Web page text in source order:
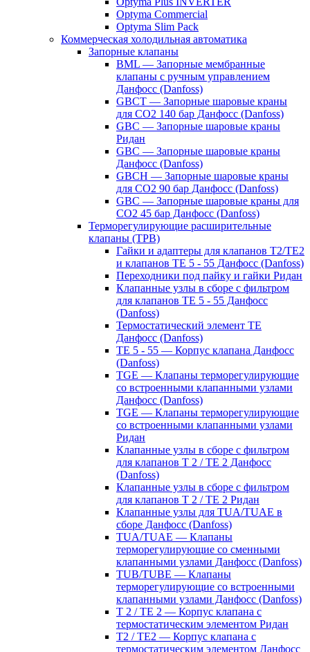
Optyma Commercial
Optyma Slim Pack
Коммерческая холодильная автоматика
Запорные клапаны
BML — Запорные мембранные
клапаны с ручным управлением
Данфосс (Danfoss)
GBCT — Запорные шаровые краны
для CO2 140 бар Данфосс (Danfoss)
GBC — Запорные шаровые краны
Ридан
GBC — Запорные шаровые краны
Данфосс (Danfoss)
GBCH — Запорные шаровые краны
для CO2 90 бар Данфосс (Danfoss)
GBC — Запорные шаровые краны для
CO2 45 бар Данфосс (Danfoss)
Терморегулирующие расширительные
клапаны (ТРВ)
Гайки и адаптеры для клапанов T2/TE2
и клапанов TE 5 - 55 Данфосс (Danfoss)
Переходники под пайку и гайки Ридан
Клапанные узлы в сборе с фильтром
для клапанов TE 5 - 55 Данфосс
(Danfoss)
Термостатический элемент TE
Данфосс (Danfoss)
TE 5 - 55 — Корпус клапана Данфосс
(Danfoss)
TGE — Клапаны терморегулирующие
со встроенными клапанными узлами
Данфосс (Danfoss)
TGE — Клапаны терморегулирующие
со встроенными клапанными узлами
Ридан
Клапанные узлы в сборе с фильтром
для клапанов T 2 / TE 2 Данфосс
(Danfoss)
Клапанные узлы в сборе с фильтром
для клапанов T 2 / TE 2 Ридан
Клапанные узлы для TUA/TUAE в
сборе Данфосс (Danfoss)
TUA/TUAE — Клапаны
терморегулирующие со сменными
клапанными узлами Данфосс (Danfoss)
TUB/TUBE — Клапаны
терморегулирующие со встроенными
клапанными узлами Данфосс (Danfoss)
T 2 / TE 2 — Корпус клапана с
термостатическим элементом Ридан
T2 / TE2 — Корпус клапана с
термостатическим элементом Данфосс